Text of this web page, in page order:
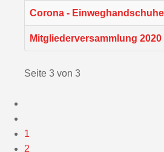
Corona - Einweghandschuhe
Mitgliederversammlung 2020
Seite 3 von 3
1
2